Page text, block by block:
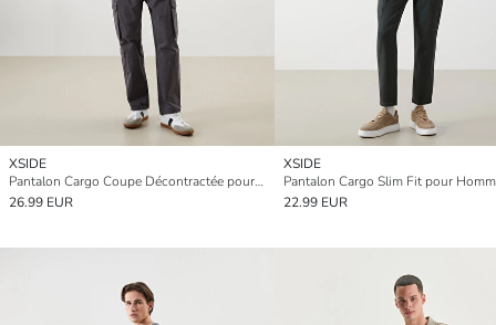
XSIDE
Pantalon Cargo Coupe Décontractée pour Hommes
26.99 EUR
XSIDE
Pantalon Cargo Slim Fit pour
22.99 EUR